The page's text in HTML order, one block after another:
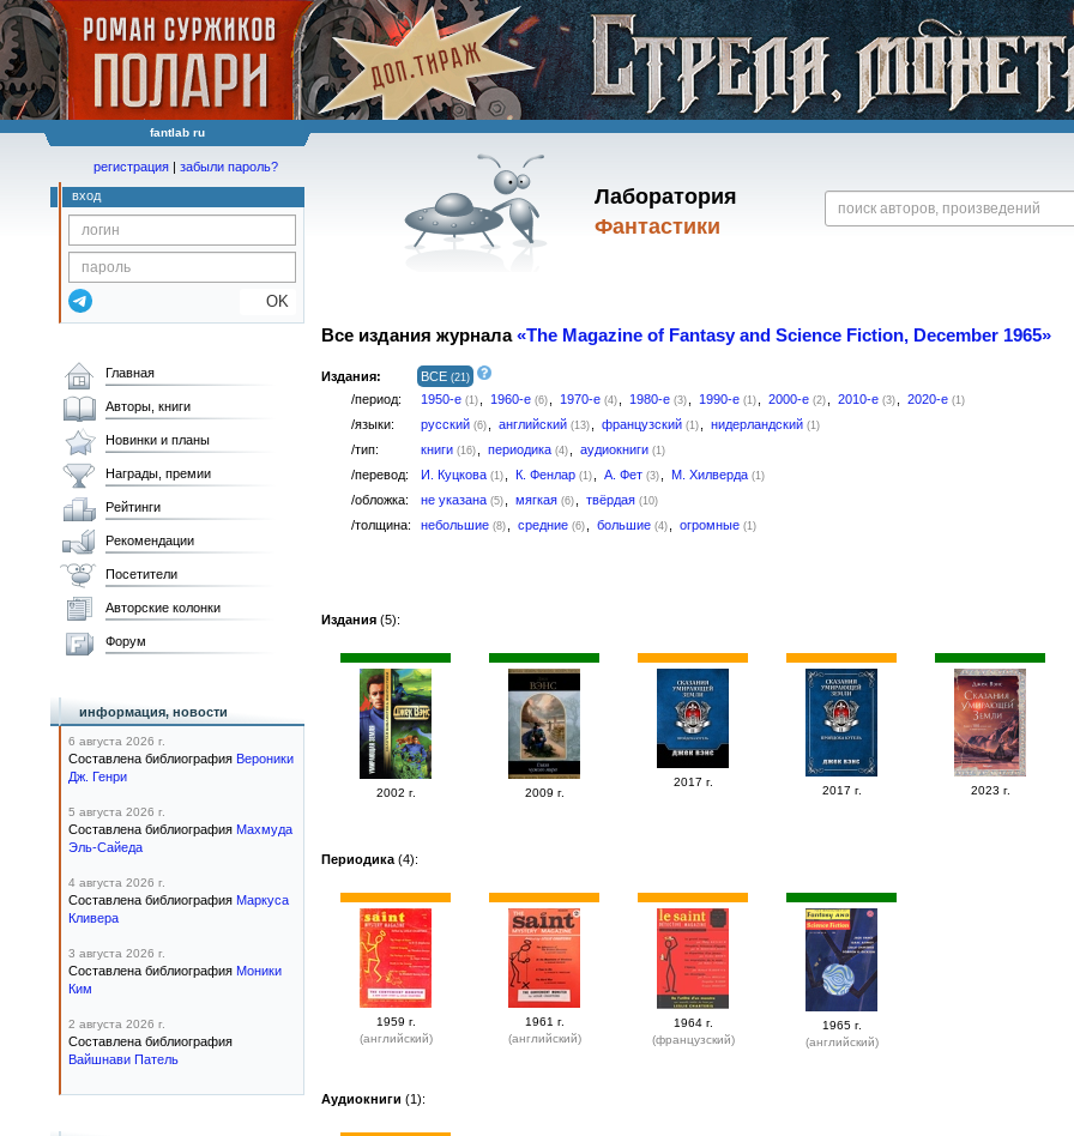
fantlab ru
Лаборатория
Фантастики
регистрация | забыли пароль?
вход
OK
Все издания журнала«The Magazine of Fantasy and Science Fiction, December 1965»
Издания: ВСЕ (21)
/период: 1950-е (1) 1960-е (6) 1970-е (4) 1980-е (3) 1990-е (1) 2000-е (2) 2010-е (3) 2020-е (1)
/языки: русский (6) английский (13) французский (1) нидерландский (1)
/тип: книги (16) периодика (4) аудиокниги (1)
/перевод: И. Куцкова (1) К. Фенлар (1) А. Фет (3) М. Хилверда (1)
/обложка: не указана (5) мягкая (6) твёрдая (10)
/толщина: небольшие (8) средние (6) большие (4) огромные (1)
Издания (5):
2002 г. 2009 г.
2017 г.
2017 г. 2023 г.
Периодика (4):
1959 г.
(английский)
1961 г.
(английский)
1964 г.
(французский)
1965 г.
(английский)
Аудиокниги (1):
Главная
Авторы, книги
Новинки и планы
Награды, премии
Рейтинги
Рекомендации
Посетители
Авторские колонки
Форум
информация, новости
6 августа 2026 г.
Составлена библиография Вероники
Дж. Генри
5 августа 2026 г.
Составлена библиография Махмуда
Эль-Сайеда
4 августа 2026 г.
Составлена библиография Маркуса
Кливера
3 августа 2026 г.
Составлена библиография Моники
Ким
2 августа 2026 г.
Составлена библиография
Вайшнави Патель